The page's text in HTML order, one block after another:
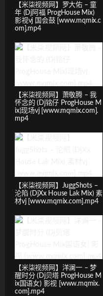
【米柒视频网】罗大佑 – 童
年 (Dj阿福 ProgHouse Mix)
影视vj 国会鼓 [www.mqmix.c
om].mp4
【米柒视频网】萧敬腾 – 我
怀念的 (Dj铭仔 ProgHouse M
ix)现场vj [www.mqmix.com].
mp4
【米柒视频网】JuggShots –
沦陷 (DjXx House Lak Mix) 素
材vj [www.mqmix.com].mp4
【米柒视频网】洋澜一 – 梦
醒时分 (Dj贝塔 ProgHouse M
ix国语女) 影视 [www.mqmix.
com].mp4